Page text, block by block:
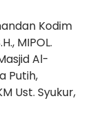
Kodim
MIPOL.
Al-
Putih,
Ust. Syukur,